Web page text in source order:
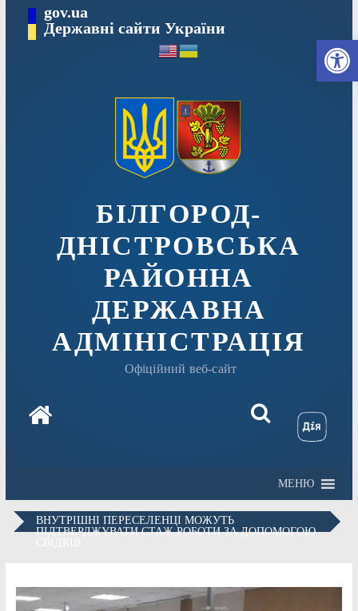
вмісту
gov.ua
Державні сайти України
БІЛГОРОД-
ДНІСТРОВСЬКА
РАЙОННА
ДЕРЖАВНА
АДМІНІСТРАЦІЯ
Офіційний веб-сайт
МЕНЮ
ВНУТРІШНІ ПЕРЕСЕЛЕНЦІ МОЖУТЬ
ПІДТВЕРДЖУВАТИ СТАЖ РОБОТИ ЗА ДОПОМОГОЮ